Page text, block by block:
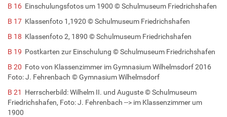
B 16 Einschulungsfotos um 1900 © Schulmuseum Friedrichshafen
B 17 Klassenfoto 1,1920 © Schulmuseum Friedrichshafen
B 18 Klassenfoto 2, 1890 © Schulmuseum Friedrichshafen
B 19 Postkarten zur Einschulung © Schulmuseum Friedrichshafen
B 20 Foto von Klassenzimmer im Gymnasium Wilhelmsdorf 2016
Foto: J. Fehrenbach © Gymnasium Wilhelmsdorf
B 21
Herrscherbild: Wilhelm II. und Auguste © Schulmuseum
Friedrichshafen, Foto: J. Fehrenbach --> im Klassenzimmer um
1900